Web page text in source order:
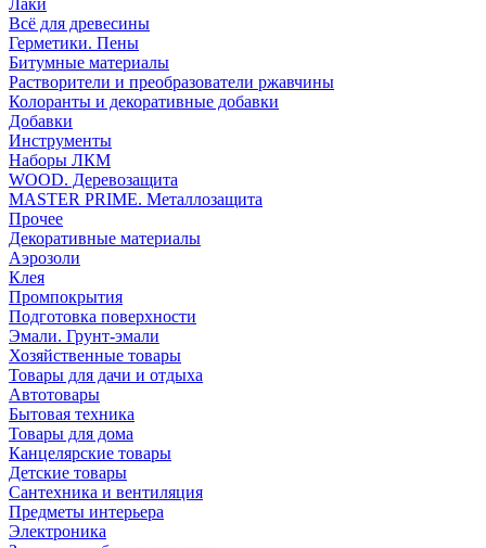
Лаки
Всё для древесины
Герметики. Пены
Битумные материалы
Растворители и преобразователи ржавчины
Колоранты и декоративные добавки
Добавки
Инструменты
Наборы ЛКМ
WOOD. Деревозащита
MASTER PRIME. Металлозащита
Прочее
Декоративные материалы
Аэрозоли
Клея
Промпокрытия
Подготовка поверхности
Эмали. Грунт-эмали
Хозяйственные товары
Товары для дачи и отдыха
Автотовары
Бытовая техника
Товары для дома
Канцелярские товары
Детские товары
Сантехника и вентиляция
Предметы интерьера
Электроника